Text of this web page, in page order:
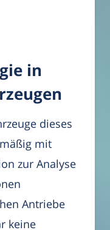
in
dieses
mit
zur Analyse
Antriebe
keine